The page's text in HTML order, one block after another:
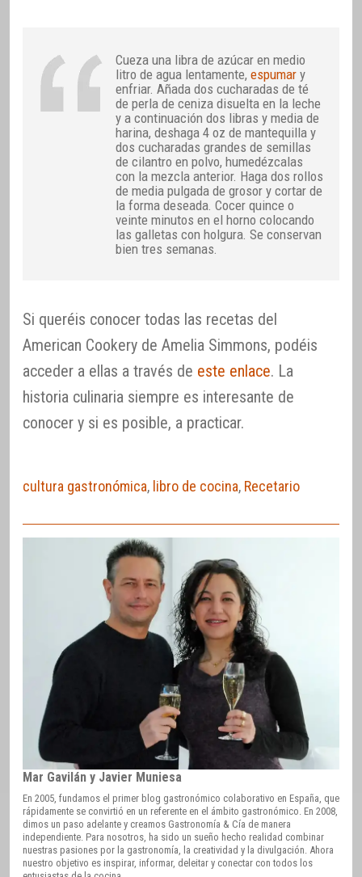
Cueza una libra de azúcar en medio
litro de agua lentamente,espumar y
enfriar. Añada dos cucharadas de té
de perla de ceniza disuelta en la leche
y a continuación dos libras y media de
harina, deshaga 4 oz de mantequilla y
dos cucharadas grandes de semillas
de cilantro en polvo, humedézcalas
con la mezcla anterior. Haga dos rollos
de media pulgada de grosor y cortar de
la forma deseada. Cocer quince o
veinte minutos en el horno colocando
las galletas con holgura. Se conservan
bien tres semanas.
Si queréis conocer todas las recetas del
American Cookery de Amelia Simmons, podéis
acceder a ellas a través de este enlace. La
historia culinaria siempre es interesante de
conocer y si es posible, a practicar.
cultura gastronómica, libro de cocina, Recetario
Mar Gavilán y Javier Muniesa
En 2005, fundamos el primer blog gastronómico colaborativo en España, que
rápidamente se convirtió en un referente en el ámbito gastronómico. En 2008,
dimos un paso adelante y creamos Gastronomía & Cía de manera
independiente. Para nosotros, ha sido un sueño hecho realidad combinar
nuestras pasiones por la gastronomía, la creatividad y la divulgación. Ahora
nuestro objetivo es inspirar, informar, deleitar y conectar con todos los